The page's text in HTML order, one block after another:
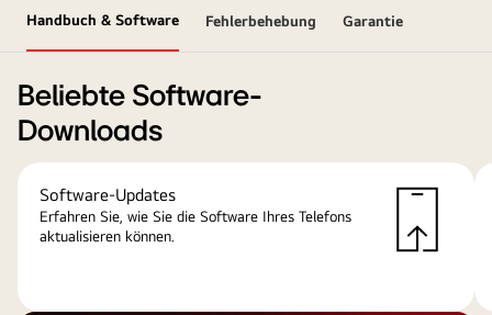
Handbuch & Software Fehlerbehebung Garantie
Beliebte Software-
Downloads
Software-Updates
Erfahren Sie, wie Sie die Software Ihres Telefons
aktualisieren können.